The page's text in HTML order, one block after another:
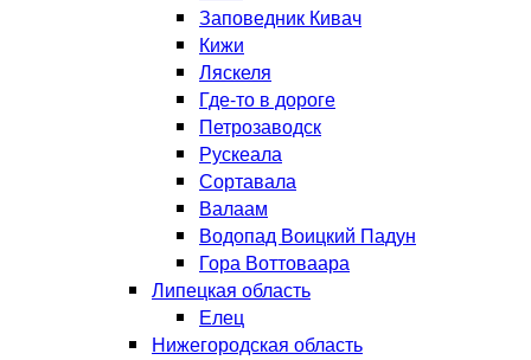
Заповедник Кивач
Кижи
Ляскеля
Где-то в дороге
Петрозаводск
Рускеала
Сортавала
Валаам
Водопад Воицкий Падун
Гора Воттоваара
Липецкая область
Елец
Нижегородская область